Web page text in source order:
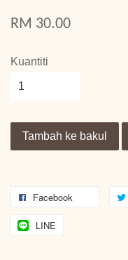
RM 30.00
Kuantiti
Tambah ke bakul
Facebook
LINE